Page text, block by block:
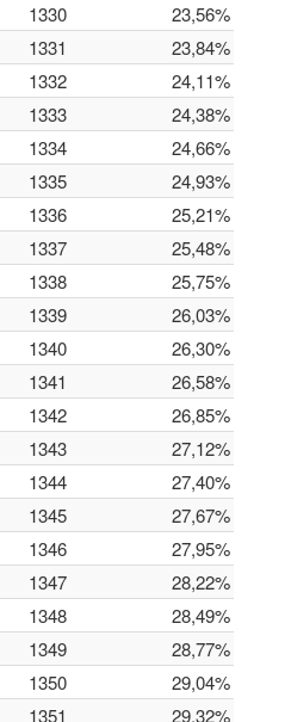
1330 23,56%
1331 23,84%
1332 24,11%
1333 24,38%
1334 24,66%
1335 24,93%
1336 25,21%
1337 25,48%
1338 25,75%
1339 26,03%
1340 26,30%
1341 26,58%
1342 26,85%
1343 27,12%
1344 27,40%
1345 27,67%
1346 27,95%
1347 28,22%
1348 28,49%
1349 28,77%
1350 29,04%
1351 29,32%